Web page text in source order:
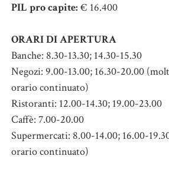
PIL pro capite: € 16.400
ORARI DI APERTURA
Banche: 8.30-13.30; 14.30-15.30
Negozi: 9.00-13.00; 16.30-20.00
orario continuato)
Ristoranti: 12.00-14.30; 19.00-23.00
Caffè: 7.00-20.00
Supermercati: 8.00-14.00; 16.00-
orario continuato)